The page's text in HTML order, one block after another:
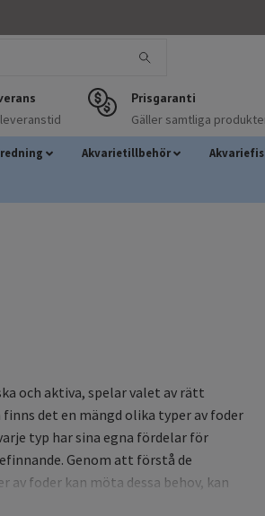
Prisgaranti
Gäller samtliga
Akvarietillbehör
och aktiva, spelar valet av rätt
det en mängd olika typer av foder
typ har sina egna fördelar för
Genom att förstå de
av foder kan möta dessa behov, kan